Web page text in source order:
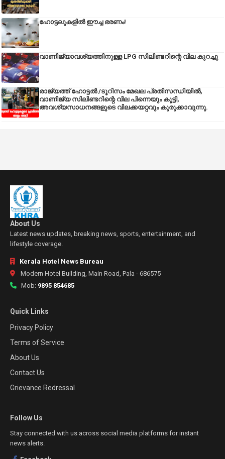
ഹോട്ടലുകളിൽ ഈച്ച ഭരണം!
വാണിജ്യാവശ്യത്തിനുള്ള LPG സിലിണ്ടറിന്റെ വില കുറച്ചു
രാജ്യത്ത് ഹോട്ടൽ /ടൂറിസം മേഖല പ്രതിസന്ധിയിൽ,
വാണിജ്യ സിലിണ്ടറിന്റെ വില പിന്നെയും കൂട്ടി,
അവശ്യസാധനങ്ങളുടെ വിലക്കയറ്റവും കുരുക്കാവുന്നു.
About Us
Latest news updates, breaking news, sports, entertainment, and
lifestyle coverage.
Kerala Hotel News Bureau
Modern Hotel Building, Main Road, Pala - 686575
Mob: 9895 854685
Quick Links
Privacy Policy
Terms of Service
About Us
Contact Us
Grievance Redressal
Follow Us
Stay connected with us across social media platforms for instant
news alerts.